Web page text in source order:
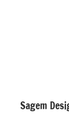
Sagem